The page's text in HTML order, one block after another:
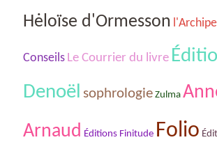
Hėloïse d'Ormesson l'Archipel
Conseils Le Courrier du livre
Denoël sophrologie Zulma
Arnaud Éditions Finitude Folio